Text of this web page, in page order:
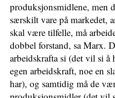
produksjonsmidlene, men
særskilt vare på markedet,
skal være tilfelle, må
dobbel forstand, sa Marx.
arbeidskrafta si (det vil si å
egen arbeidskraft, noe en
har), og samtidig må de